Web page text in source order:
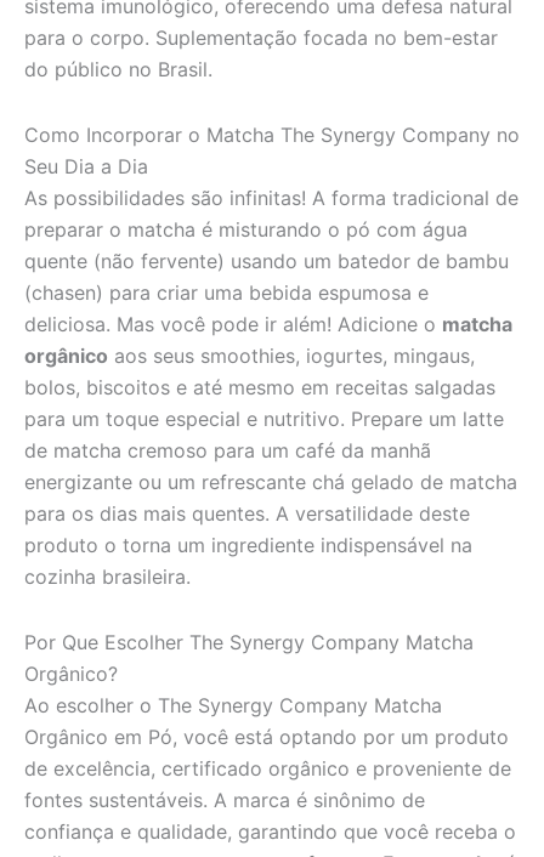
sistema imunológico, oferecendo uma defesa natural
para o corpo. Suplementação focada no bem-estar
do público no Brasil.
Como Incorporar o Matcha The Synergy Company no
Seu Dia a Dia
As possibilidades são infinitas! A forma tradicional de
preparar o matcha é misturando o pó com água
quente (não fervente) usando um batedor de bambu
(chasen) para criar uma bebida espumosa e
deliciosa. Mas você pode ir além! Adicione o matcha
orgânico aos seus smoothies, iogurtes, mingaus,
bolos, biscoitos e até mesmo em receitas salgadas
para um toque especial e nutritivo. Prepare um latte
de matcha cremoso para um café da manhã
energizante ou um refrescante chá gelado de matcha
para os dias mais quentes. A versatilidade deste
produto o torna um ingrediente indispensável na
cozinha brasileira.
Por Que Escolher The Synergy Company Matcha
Orgânico?
Ao escolher o The Synergy Company Matcha
Orgânico em Pó, você está optando por um produto
de excelência, certificado orgânico e proveniente de
fontes sustentáveis. A marca é sinônimo de
confiança e qualidade, garantindo que você receba o